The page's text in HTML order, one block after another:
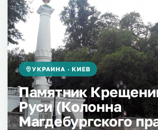
УКРАИНА · КИЕВ
Памятник
Руси (Колонна
Магдебургского